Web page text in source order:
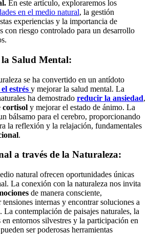
En este artículo, exploraremos los
en el medio natural, la gestión
experiencias y la importancia de
con riesgo controlado para un desarrollo
la Salud Mental:
se ha convertido en un antídoto
estrés y mejorar la salud mental. La
ha demostrado reducir la ansiedad,
cortisol y mejorar el estado de ánimo. La
bálsamo para el cerebro, proporcionando
la reflexión y la relajación, fundamentales
.
a través de la Naturaleza:
natural ofrecen oportunidades únicas
La conexión con la naturaleza nos invita
de manera consciente,
internas y encontrar soluciones a
La contemplación de paisajes naturales, la
entornos silvestres y la participación en
ser poderosas herramientas